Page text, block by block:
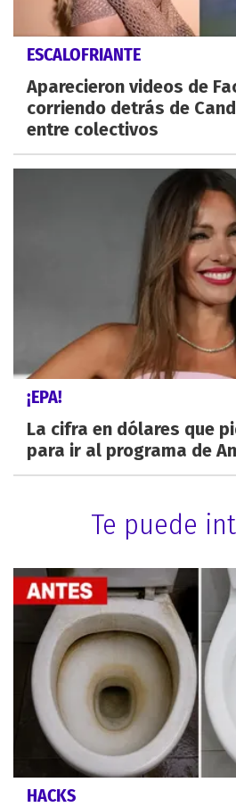
ESCALOFRIANTE
Aparecieron videos de
corriendo detrás de
entre colectivos
¡EPA!
La cifra en dólares que
para ir al programa de
Te puede
HACKS